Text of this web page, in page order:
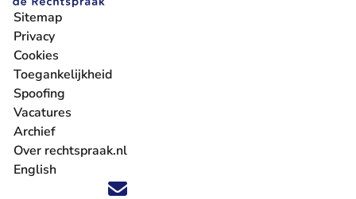
Volg ons op X (Twitter) - U verlaat Rechtspraak.nl
Volg ons op Facebook - U verlaat Rechtspraak.nl
Volg ons op Instagram - U verlaat Rechtspraak.nl
Volg ons op Youtube - U verlaat Rechtspraak.nl
Volg ons op LinkedIn - U verlaat
'Blijf op de hoogte' nieuwsbrief - U verlaat
Sitemap
Privacy
Cookies
Toegankelijkheid
Spoofing
Vacatures
- U verlaat Rechtspraak.nl
Archief
Over rechtspraak.nl
English